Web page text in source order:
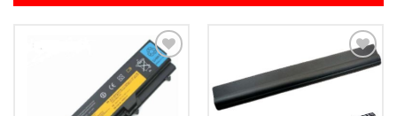
Add to
Wishlist
Add to